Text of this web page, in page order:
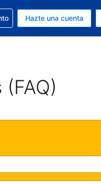
idioma actual es Español
reservaHazte una cuenta